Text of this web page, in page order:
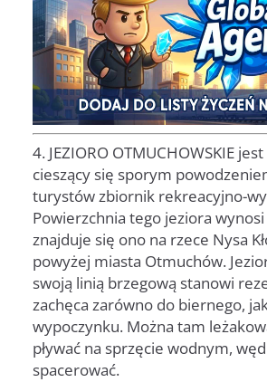
4. JEZIORO OTMUCHOWSKIE
cieszący się sporym
turystów zbiornik rekreacyjno-
Powierzchnia tego jeziora wynosi
znajduje się ono na rzece Nysa
powyżej miasta Otmuchów.
swoją linią brzegową stanowi
zachęca zarówno do biernego,
wypoczynku. Można tam
pływać na sprzęcie wodnym,
spacerować.